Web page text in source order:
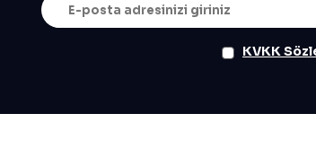
KVKK